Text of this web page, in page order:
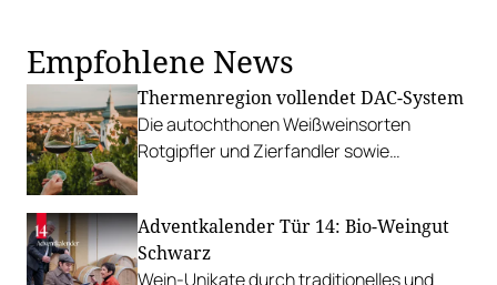
Empfohlene News
Thermenregion vollendet DAC-System
Die autochthonen Weißweinsorten
Rotgipfler und Zierfandler sowie
Adventkalender Tür 14: Bio-Weingut
Schwarz
Wein-Unikate durch traditionelles und